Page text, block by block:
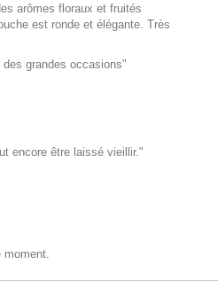
arômes floraux et fruités
est ronde et élégante. Très
des grandes occasions"
encore être laissé vieillir."
moment.